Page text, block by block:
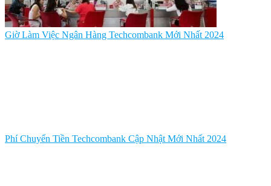
Giờ Làm Việc Ngân Hàng Techcombank Mới Nhất 2024
Phí Chuyển Tiền Techcombank Cập Nhật Mới Nhất 2024